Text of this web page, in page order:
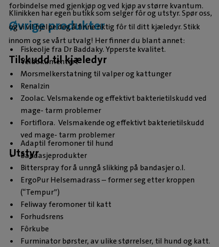
forbindelse med gjenkjøp og ved kjøp av større kvantum.
Øvrige produkter
Klinikken har egen butikk som selger fôr og utstyr. Spør oss,
og vi vil hjelpe deg å finne riktig fôr til ditt kjæledyr. Stikk
innom og se vårt utvalg! Her finner du blant annet:
Tilskudd til kjæledyr
Fiskeolje fra Dr Baddaky. Ypperste kvalitet.
Veldokumentert
Morsmelkerstatning til valper og kattunger
Renalzin
Zoolac. Velsmakende og effektivt bakterietilskudd ved
mage- tarm problemer
Fortiflora. Velsmakende og effektivt bakterietilskudd
ved mage- tarm problemer
Utstyr
Adaptil feromoner til hund
Bandasjeprodukter
Bitterspray for å unngå slikking på bandasjer o.l.
ErgoPur Helsemadrass – former seg etter kroppen
(“Tempur”)
Feliway feromoner til katt
Forhudsrens
Fôrkube
Furminator børster, av ulike størrelser, til hund og katt.